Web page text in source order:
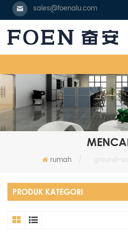
sales@foenalu.com
rumah / ground-
PRODUK KATEGORI